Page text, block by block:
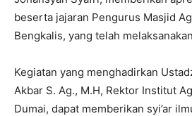
beserta jajaran Pengurus Masjid
Bengkalis, yang telah
Kegiatan yang menghadirkan
Akbar S. Ag., M.H, Rektor Institut
Dumai, dapat memberikan syi’ar